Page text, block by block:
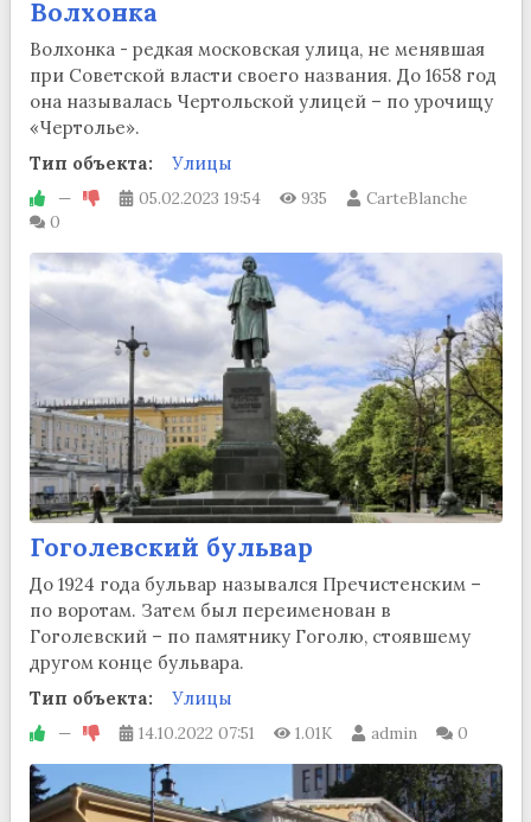
Волхонка
Волхонка - редкая московская улица, не менявшая
при Советской власти своего названия. До 1658 год
она называлась Чертольской улицей – по урочищу
«Чертолье».
Тип объекта:
Улицы
— 05.02.2023 19:54 935
CarteBlanche
0
Гоголевский бульвар
До 1924 года бульвар назывался Пречистенским –
по воротам. Затем был переименован в
Гоголевский – по памятнику Гоголю, стоявшему
другом конце бульвара.
Тип объекта:
Улицы
— 14.10.2022 07:51 1.01K admin 0